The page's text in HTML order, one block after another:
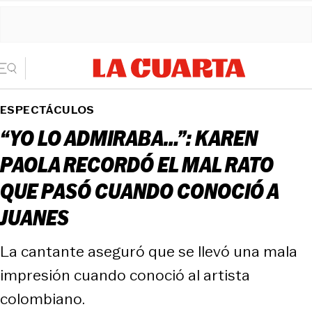
ESPECTÁCULOS
“YO LO ADMIRABA…”: KAREN
PAOLA RECORDÓ EL MAL RATO
QUE PASÓ CUANDO CONOCIÓ A
JUANES
La cantante aseguró que se llevó una mala
impresión cuando conoció al artista
colombiano.